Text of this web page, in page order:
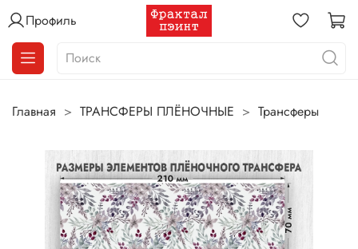
Профиль
Главная ТРАНСФЕРЫ ПЛЁНОЧНЫЕ Трансферы